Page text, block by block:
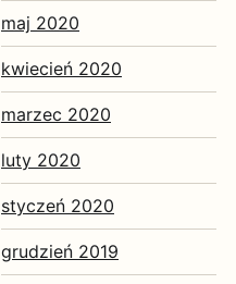
maj 2020
kwiecień 2020
marzec 2020
luty 2020
styczeń 2020
grudzień 2019